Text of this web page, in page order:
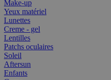
Make-up
Yeux matériel
Lunettes
Creme - gel
Lentilles
Patchs oculaires
Soleil
Aftersun
Enfants